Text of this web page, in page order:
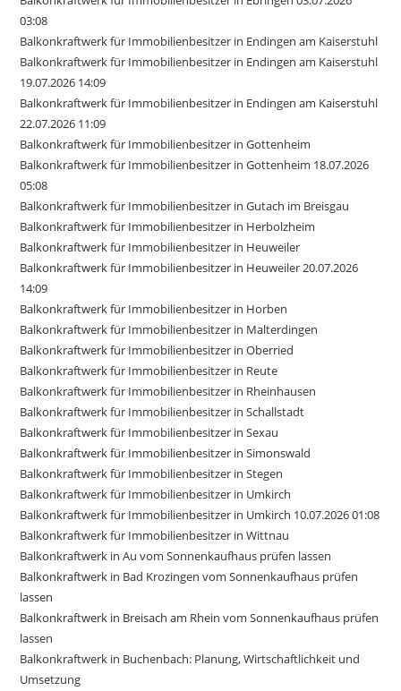
03:08
Balkonkraftwerk für Immobilienbesitzer in Endingen am Kaiserstuhl
Balkonkraftwerk für Immobilienbesitzer in Endingen am Kaiserstuhl
19.07.2026 14:09
Balkonkraftwerk für Immobilienbesitzer in Endingen am Kaiserstuhl
22.07.2026 11:09
Balkonkraftwerk für Immobilienbesitzer in Gottenheim
Balkonkraftwerk für Immobilienbesitzer in Gottenheim 18.07.2026
05:08
Balkonkraftwerk für Immobilienbesitzer in Gutach im Breisgau
Balkonkraftwerk für Immobilienbesitzer in Herbolzheim
Balkonkraftwerk für Immobilienbesitzer in Heuweiler
Balkonkraftwerk für Immobilienbesitzer in Heuweiler 20.07.2026
14:09
Balkonkraftwerk für Immobilienbesitzer in Horben
Balkonkraftwerk für Immobilienbesitzer in Malterdingen
Balkonkraftwerk für Immobilienbesitzer in Oberried
Balkonkraftwerk für Immobilienbesitzer in Reute
Balkonkraftwerk für Immobilienbesitzer in Rheinhausen
Balkonkraftwerk für Immobilienbesitzer in Schallstadt
Balkonkraftwerk für Immobilienbesitzer in Sexau
Balkonkraftwerk für Immobilienbesitzer in Simonswald
Balkonkraftwerk für Immobilienbesitzer in Stegen
Balkonkraftwerk für Immobilienbesitzer in Umkirch
Balkonkraftwerk für Immobilienbesitzer in Umkirch 10.07.2026 01:08
Balkonkraftwerk für Immobilienbesitzer in Wittnau
Balkonkraftwerk in Au vom Sonnenkaufhaus prüfen lassen
Balkonkraftwerk in Bad Krozingen vom Sonnenkaufhaus prüfen
lassen
Balkonkraftwerk in Breisach am Rhein vom Sonnenkaufhaus prüfen
lassen
Balkonkraftwerk in Buchenbach: Planung, Wirtschaftlichkeit und
Umsetzung